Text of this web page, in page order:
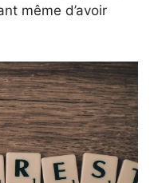
même d’avoir